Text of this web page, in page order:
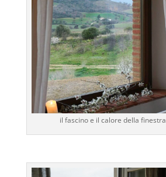
il fascino e il calore della